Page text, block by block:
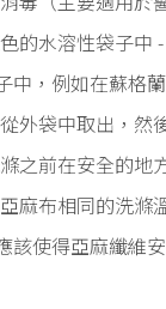
的水溶性袋子
中，例如在蘇格
外袋中取出，然
之前在安全的地
麻布相同的洗
使得亞麻纖維